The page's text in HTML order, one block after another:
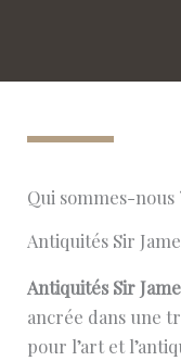
Qui sommes-nous
Antiquités Sir
Antiquités Sir
ancrée dans une
pour l’art et